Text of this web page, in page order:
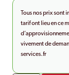
Tous nos prix
tarif ont lieu en ce
vivement de
services.fr